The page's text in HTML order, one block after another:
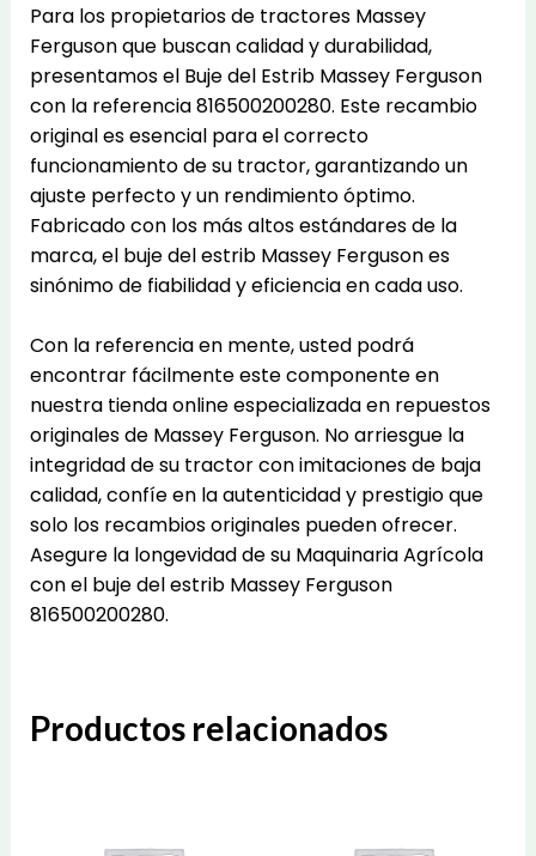
Para los propietarios de tractores Massey
Ferguson que buscan calidad y durabilidad,
presentamos el Buje del Estrib Massey Ferguson
con la referencia 816500200280. Este recambio
original es esencial para el correcto
funcionamiento de su tractor, garantizando un
ajuste perfecto y un rendimiento óptimo.
Fabricado con los más altos estándares de la
marca, el buje del estrib Massey Ferguson es
sinónimo de fiabilidad y eficiencia en cada uso.
Con la referencia en mente, usted podrá
encontrar fácilmente este componente en
nuestra tienda online especializada en repuestos
originales de Massey Ferguson. No arriesgue la
integridad de su tractor con imitaciones de baja
calidad, confíe en la autenticidad y prestigio que
solo los recambios originales pueden ofrecer.
Asegure la longevidad de su Maquinaria Agrícola
con el buje del estrib Massey Ferguson
816500200280.
Productos relacionados